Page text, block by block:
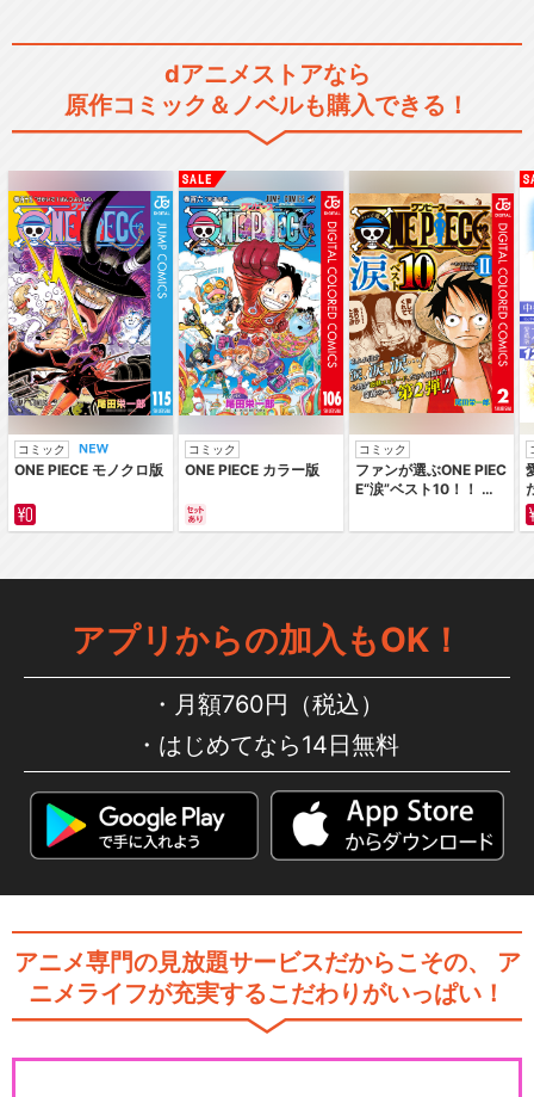
dアニメストアなら
原作コミック＆ノベルも購入できる！
コミック
ONE PIECE モノクロ版
コミック
ONE PIECE カラー版
コミック
ファンが選ぶONE PIEC
E“涙”ベスト10！！ ～
編～ カラー版
アプリからの加入もOK！
月額760円（税込）
はじめてなら14日無料
アニメ専門の見放題サービスだからこその、
ア
ニメライフが充実するこだわりがいっぱい！